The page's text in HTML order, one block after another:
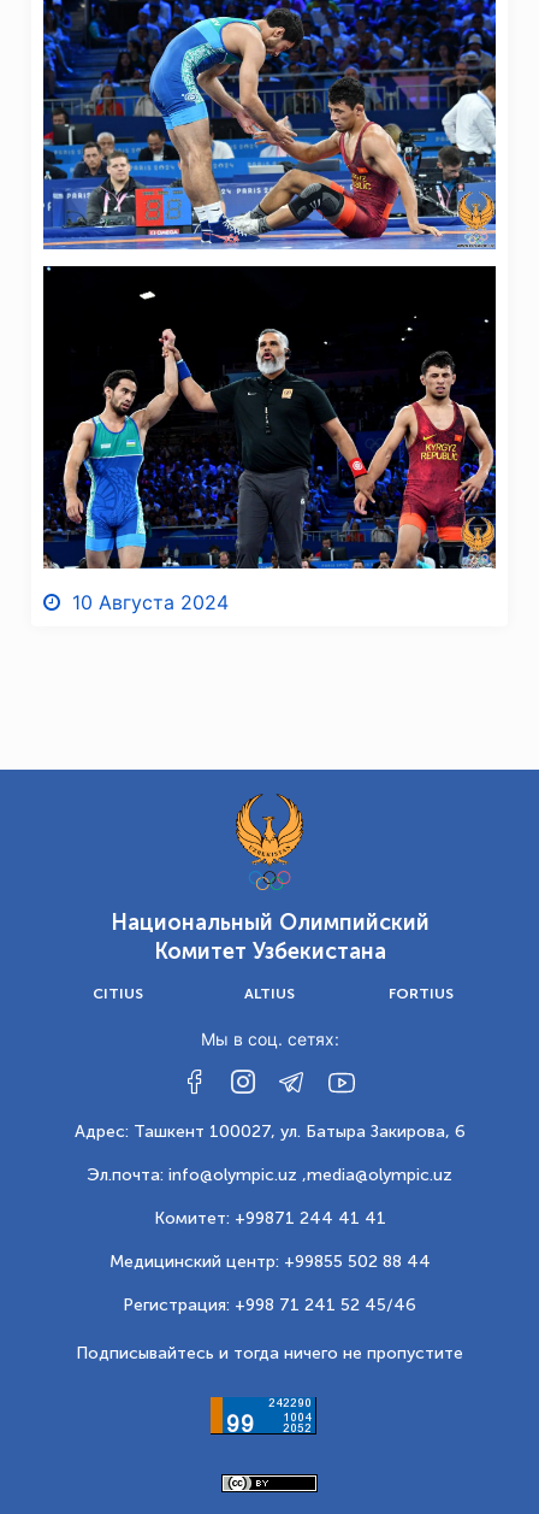
10 Августа 2024
Национальный Олимпийский
Комитет Узбекистана
CITIUS ALTIUS FORTIUS
Мы в соц. сетях:
Адрес: Ташкент 100027, ул. Батыра Закирова, 6
Эл.почта: info@olympic.uz ,media@olympic.uz
Комитет: +99871 244 41 41
Медицинский центр: +99855 502 88 44
Регистрация: +998 71 241 52 45/46
Подписывайтесь и тогда ничего не пропустите